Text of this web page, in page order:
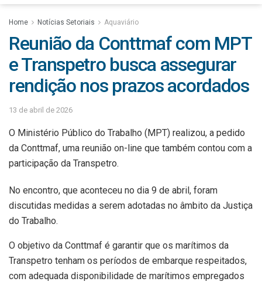
Home Notícias Setoriais Aquaviário
Reunião da Conttmaf com MPT
e Transpetro busca assegurar
rendição nos prazos acordados
13 de abril de 2026
O Ministério Público do Trabalho (MPT) realizou, a pedido
da Conttmaf, uma reunião on-line que também contou com a
participação da Transpetro.
No encontro, que aconteceu no dia 9 de abril, foram
discutidas medidas a serem adotadas no âmbito da Justiça
do Trabalho.
O objetivo da Conttmaf é garantir que os marítimos da
Transpetro tenham os períodos de embarque respeitados,
com adequada disponibilidade de marítimos empregados